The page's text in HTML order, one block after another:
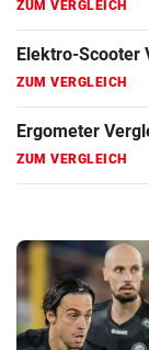
ZUM VERGLEICH
Kinderfahrrad
ZUM VERGLEICH